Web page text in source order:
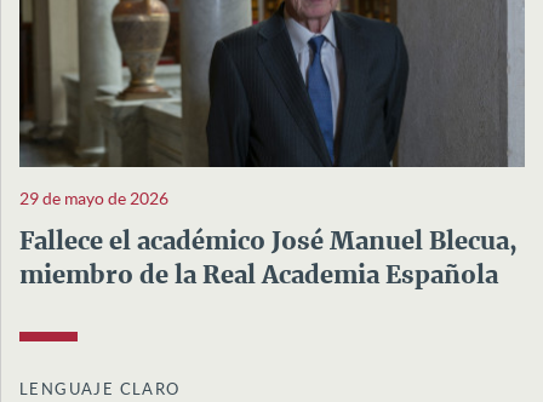
29 de mayo de 2026
Fallece el académico José Manuel Blecua,
miembro de la Real Academia Española
LENGUAJE CLARO